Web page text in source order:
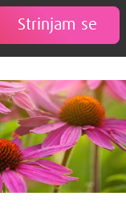
Strinjam se